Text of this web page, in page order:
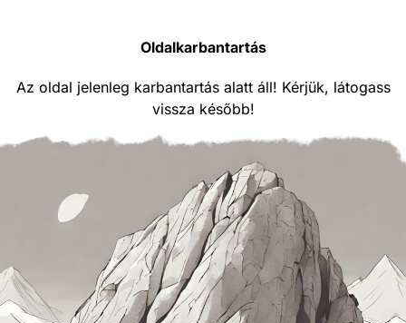
Oldalkarbantartás
Az oldal jelenleg karbantartás alatt áll! Kérjük, látogass
vissza később!